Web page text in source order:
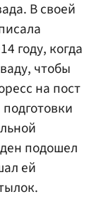
В своей
году, когда
чтобы
на пост
подошел
ей